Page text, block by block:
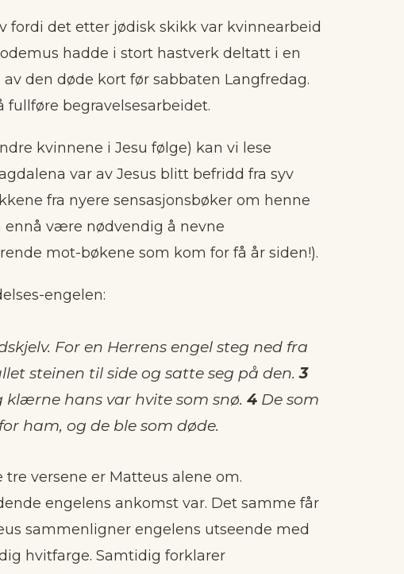
fordi det etter jødisk skikk var kvinnearbeid
hadde i stort hastverk deltatt i en
den døde kort før sabbaten Langfredag.
fullføre begravelsesarbeidet.
kvinnene i Jesu følge) kan vi lese
var av Jesus blitt befridd fra syv
fra nyere sensasjonsbøker om henne
være nødvendig å nevne
mot-bøkene som kom for få år siden!).
engelen:
For en Herrens engel steg ned fra
steinen til side og satte seg på den.3
klærne hans var hvite som snø. 4 De som
ham, og de ble som døde.
versene er Matteus alene om.
engelens ankomst var. Det samme får
sammenligner engelens utseende med
hvitfarge. Samtidig forklarer